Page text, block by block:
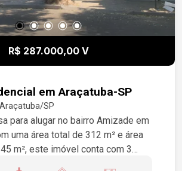
R$ 287.000,00 V
em Araçatuba-SP
SP
para alugar no bairro Amizade em
uma área total de 312 m² e área
m², este imóvel conta com 3